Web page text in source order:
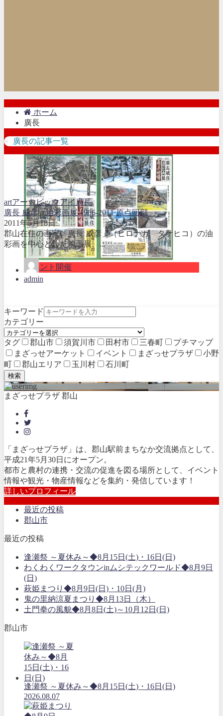
ホーム
廣長
廣長の記事一覧
イベント開催
artアートビックアイ廣長
廣長 威彦 油彩画展 1966-2011 原点回顧
2011年5月18日
郡山在住の画家「廣長 威彦」（ヒロナガ タケヒコ）の油
彩画を中心とした絵画展。...
admin
キーワード
カテゴリー
タグ 郡山市 須賀川市 田村市 三春町
プチマップ
まざっせアーケット
イベント まざっせプラザ
小野
町
郡山エリア 玉川村 石川町
検索
まざっせプラザ 郡山
「まざっせプラザ」は、郡山駅前まちなか交流拠点として、
平成21年5月30日にオープン。
都市と農村の連携・交流の促進を図る場所として、イベント
情報や観光・物産情報などを集約・発信しています！
詳しいプロフィール
最近の投稿
郡山市
最近の投稿
逢瀬祭 ～夏休み～◆8月15日(土)・16日(日)
わくわくワークタウンinムシテックワールド◆8月9日
(日)
萩姫まつり◆8月9日(日)・10日(月)
鬼の里納涼夏まつり◆8月13日（木）
土門拳の風貌◆8月8日(土)～10月12日(日)
郡山市
逢瀬祭 ～夏休み～◆8月15日(土)・16日(日)
2026.08.07